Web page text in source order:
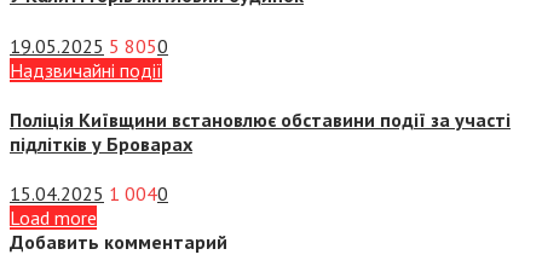
19.05.2025 5 8050
Надзвичайні події
Поліція Київщини встановлює обставини події за участі
підлітків у Броварах
15.04.2025 1 0040
Load more
Добавить комментарий